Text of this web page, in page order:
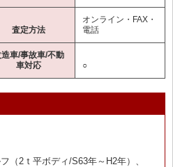
査定方法
オンライン・FAX・
電話
車/事故車/不動
車対応
○
（2ｔ平ボディ/S63年～H2年）、